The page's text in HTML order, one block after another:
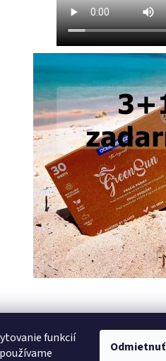
funkcií
Odmietnuť
PREDCHÁDZAJÚCI ČLÁNOK